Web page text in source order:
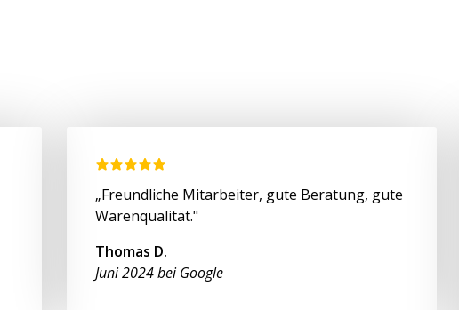
„Freundliche Mitarbeiter, gute Beratung, gute
Warenqualität."
Thomas D.
Juni 2024 bei Google